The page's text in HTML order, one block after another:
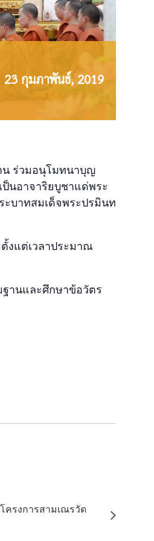
23 กุมภาพันธ์, 2019
น ร่วมอนุโมทนาบุญ
นอาจาริยบูชาแด่พระ
บาทสมเด็จพระปรมินท
งแต่เวลาประมาณ
านและศึกษาข้อวัตร
รงการสามเณรวัด